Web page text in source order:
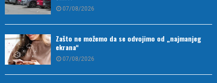
07/08/2026
Zašto ne možemo da se odvojimo od „najmanjeg
ekrana“
07/08/2026